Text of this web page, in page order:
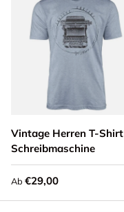
Vintage Herren T-Shirt
Schreibmaschine
Ab Normaler Preis
€29,00